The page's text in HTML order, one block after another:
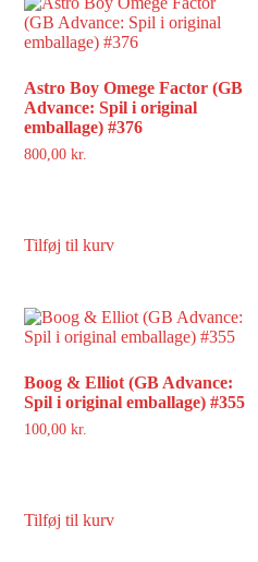
Astro Boy Omege Factor (GB
Advance: Spil i original
emballage) #376
800,00 kr.
Tilføj til kurv
Boog & Elliot (GB Advance:
Spil i original emballage) #355
100,00 kr.
Tilføj til kurv